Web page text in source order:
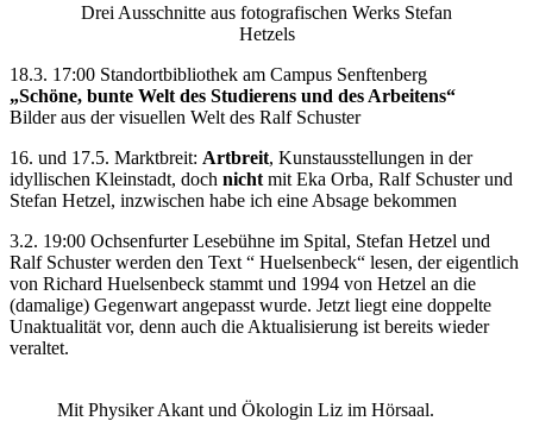
Drei Ausschnitte aus fotografischen Werks Stefan
Hetzels
18.3. 17:00 Standortbibliothek am Campus Senftenberg
„Schöne, bunte Welt des Studierens und des Arbeitens“
Bilder aus der visuellen Welt des Ralf Schuster
16. und 17.5. Marktbreit: Artbreit, Kunstausstellungen in der
idyllischen Kleinstadt, doch nicht mit Eka Orba, Ralf Schuster und
Stefan Hetzel, inzwischen habe ich eine Absage bekommen
3.2. 19:00 Ochsenfurter Lesebühne im Spital, Stefan Hetzel und
Ralf Schuster werden den Text “ Huelsenbeck“ lesen, der eigentlich
von Richard Huelsenbeck stammt und 1994 von Hetzel an die
(damalige) Gegenwart angepasst wurde. Jetzt liegt eine doppelte
Unaktualität vor, denn auch die Aktualisierung ist bereits wieder
veraltet.
Mit Physiker Akant und Ökologin Liz im Hörsaal.